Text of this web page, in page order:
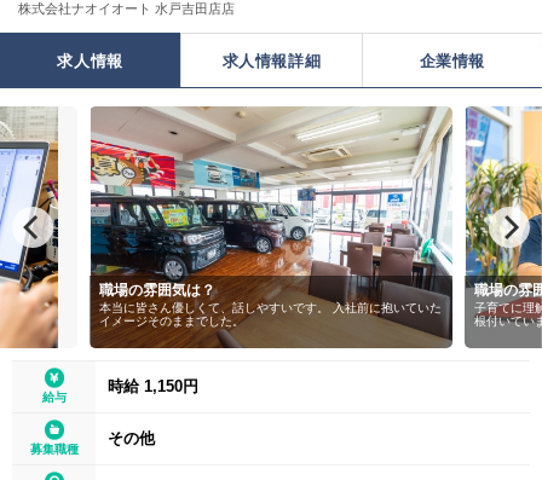
株式会社ナオイオート 水戸吉田店店
求人情報 求人情報詳細 企業情報
職場の雰囲気は？
本当に皆さん優しくて、話しやすいです。 入社前に抱いていた
イメージそのままでした。
職場の雰
子育てに理
根付いてい
給与
時給 1,150円
募集職種
その他